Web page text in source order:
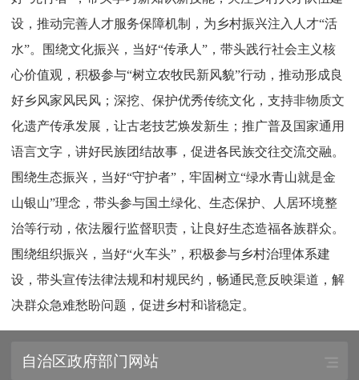
设，推动完善人才服务保障机制，为乡村振兴注入人才“活
水”。围绕文化振兴，当好“传承人”，带头践行社会主义核
心价值观，积极参与“树立农牧民新风貌”行动，推动形成良
好乡风家风民风；深挖、保护优秀传统文化，支持非物质文
化遗产传承发展，让古老技艺焕发新生；推广普及国家通用
语言文字，讲好民族团结故事，促进各民族交往交流交融。
围绕生态振兴，当好“守护者”，牢固树立“绿水青山就是金
山银山”理念，带头参与国土绿化、生态保护、人居环境整
治等行动，依法履行监督职责，让良好生态造福各族群众。
围绕组织振兴，当好“火车头”，积极参与乡村治理体系建
设，带头宣传法律法规和村规民约，畅通民意反映渠道，解
决群众急难愁盼问题，促进乡村和谐稳定。
自治区政府部门网站